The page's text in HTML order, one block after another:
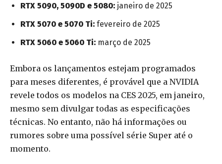
RTX 5090, 5090D e 5080: janeiro de 2025
RTX 5070 e 5070 Ti: fevereiro de 2025
RTX 5060 e 5060 Ti: março de 2025
Embora os lançamentos estejam programados
para meses diferentes, é provável que a NVIDIA
revele todos os modelos na CES 2025, em janeiro,
mesmo sem divulgar todas as especificações
técnicas. No entanto, não há informações ou
rumores sobre uma possível série Super até o
momento.